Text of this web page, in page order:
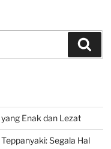
Enak dan Lezat
Segala Hal